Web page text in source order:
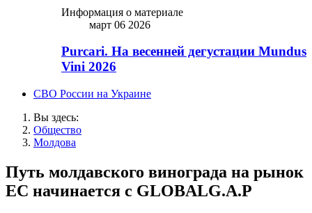
Информация о материале
март 06 2026
Purcari. На весенней дегустации Mundus
Vini 2026
СВО России на Украине
Вы здесь:
Общество
Молдова
Путь молдавского винограда на рынок
ЕС начинается с GLOBALG.A.P